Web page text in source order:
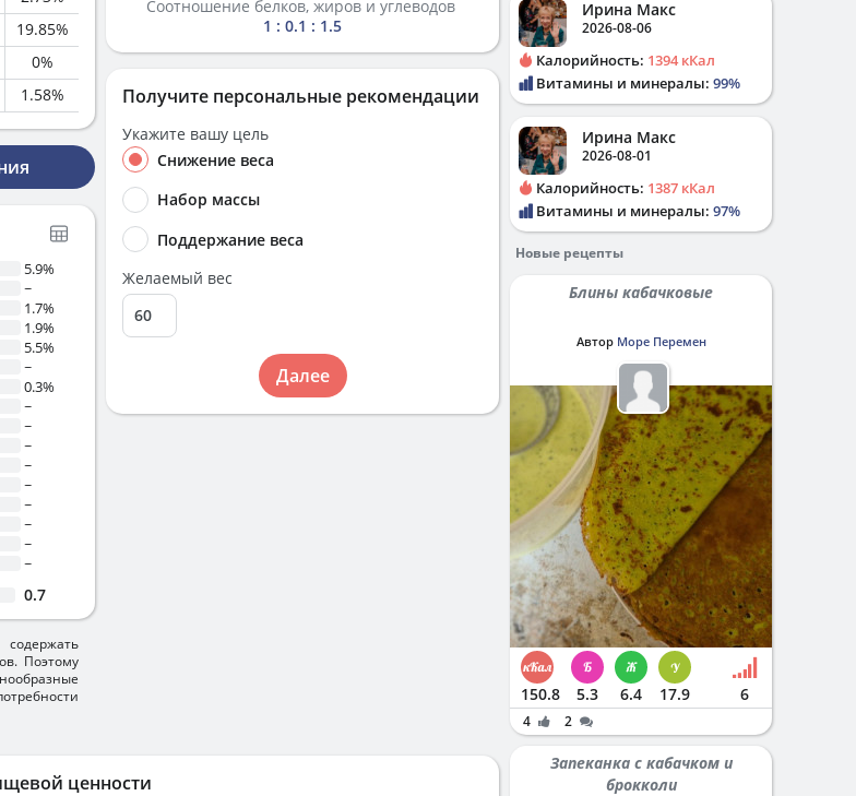
ценности
19.85%
0%
1.58%
5.9%
~
1.7%
1.9%
5.5%
~
0.3%
~
~
~
~
~
~
~
~
~
0.7
Поэтому
Соотношение белков, жиров и углеводов
1 : 0.1 : 1.5
Получите персональные рекомендации
Укажите вашу цель
Снижение веса
Набор массы
Поддержание веса
Желаемый вес
Далее
Ирина Макс
2026-08-06
Калорийность: 1394 кКал
Витамины и минералы: 99%
Ирина Макс
2026-08-01
Калорийность: 1387 кКал
Витамины и минералы: 97%
Новые рецепты
Блины кабачковые
Автор Море Перемен
150.8 5.3 6.4 17.9 6
4 2
Запеканка с кабачком и
брокколи